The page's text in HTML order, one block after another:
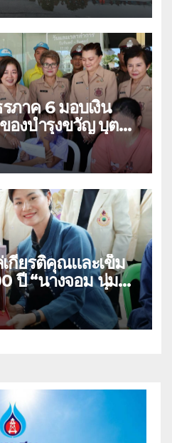
ภาค 6 มอบเงิน
องบำรุงขวัญ บุตร-
กียรติคุณและเข็ม
นุ่ม
าง อำเภอเมือง